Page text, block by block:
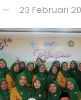
23 Februari